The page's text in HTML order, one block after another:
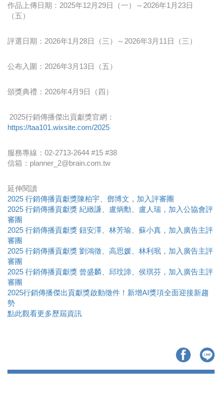
作品上傳日期：2025年12月29日（一）～2026年1月23日
（五）
評選日期：2026年1月28日（三）～2026年3月11日（三）
公布入圍：2026年3月13日（五）
頒獎典禮：2026年4月9日（四）
2025行銷傳播傑出貢獻獎官網：
https://taa101.wixsite.com/2025
服務專線：02-2713-2644 #15 #38​
信箱：planner_2@brain.com.tw
延伸閱讀
2025 行銷傳播貢獻獎陳柏宇、鄧博文，加入評審團
2025 行銷傳播貢獻獎 紀緻謙、盧炳勳、盧人瑞，加入公協會評
審團
2025 行銷傳播貢獻獎 鈕安澤、林芳瑜、蘇小真，加入廣告主評
審團
2025 行銷傳播貢獻獎 劉鴻徵、高思媛、林利珉，加入廣告主評
審團
2025 行銷傳播貢獻獎 曾盛麟、邱玟諦、侯琪芬，加入廣告主評
審團
2025行銷傳播傑出貢獻獎啟動徵件！新增AI獎項全面迎接新趨
勢
點此觀看更多歷屆資訊